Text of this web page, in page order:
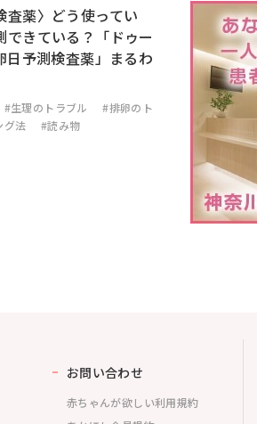
査薬〉どう使ってい
できている？「ドゥー
日予測検査薬」まるわ
#生理のトラブル
#排卵のト
グ法 #読み物
お問い合わせ
赤ちゃんが欲しい利用規約